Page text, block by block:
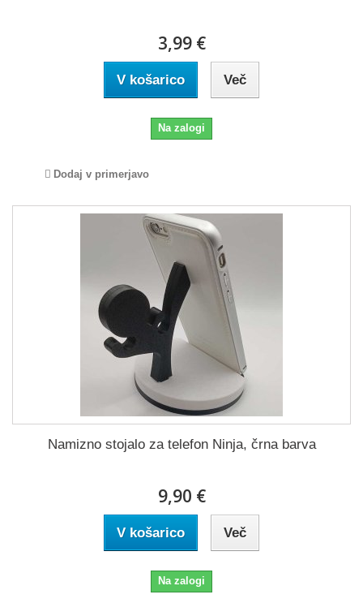
3,99 €
V košarico Več
Na zalogi
Dodaj v primerjavo
Namizno stojalo za telefon Ninja, črna barva
9,90 €
V košarico Več
Na zalogi